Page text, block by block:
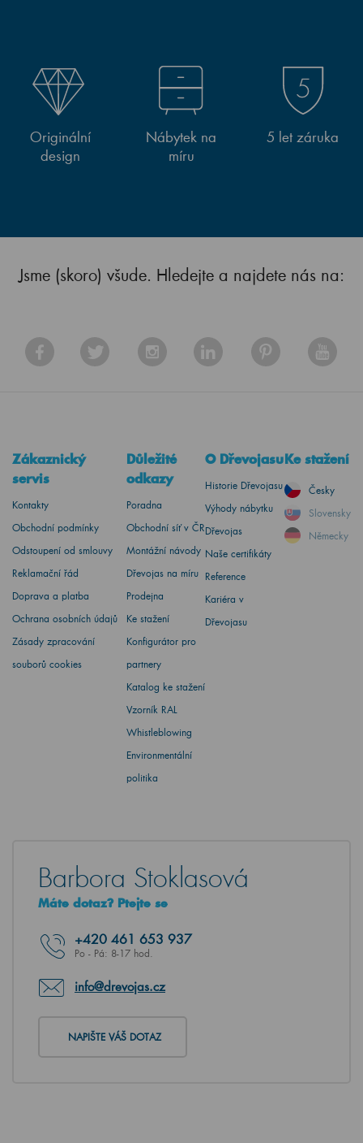
Originální
design
Nábytek na
míru
5 let záruka
Jsme (skoro) všude. Hledejte a najdete nás na:
Zákaznický
servis
Kontakty
Obchodní podmínky
Odstoupení od smlouvy
Reklamační řád
Doprava a platba
Ochrana osobních údajů
Zásady zpracování
souborů cookies
Důležité
odkazy
Poradna
Obchodní síť v ČR
Montážní návody
Dřevojas na míru
Prodejna
Ke stažení
Konfigurátor pro
partnery
Katalog ke stažení
Vzorník RAL
Whistleblowing
Environmentální
politika
O Dřevojasu
Historie Dřevojasu
Výhody nábytku
Dřevojas
Naše certifikáty
Reference
Kariéra v
Dřevojasu
Ke stažení
Česky
Slovensky
Německy
Barbora Stoklasová
Máte dotaz? Ptejte se
+420 461 653 937
Po - Pá: 8-17 hod.
info@drevojas.cz
NAPIŠTE VÁŠ DOTAZ